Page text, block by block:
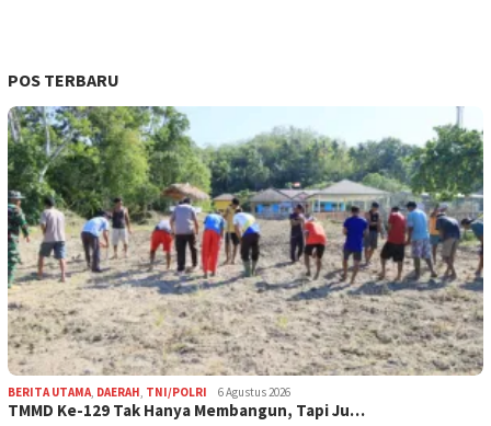
POS TERBARU
BERITA UTAMA, DAERAH, TNI/POLRI 6 Agustus 2026
TMMD Ke-129 Tak Hanya Membangun, Tapi Ju…